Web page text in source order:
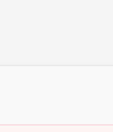
के लिये तुफान है जाट, तभी तो दुनिया